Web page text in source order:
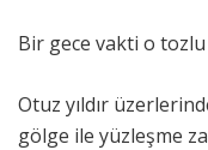
Bir gece vakti o
Otuz yıldır
gölge ile yüzleşme